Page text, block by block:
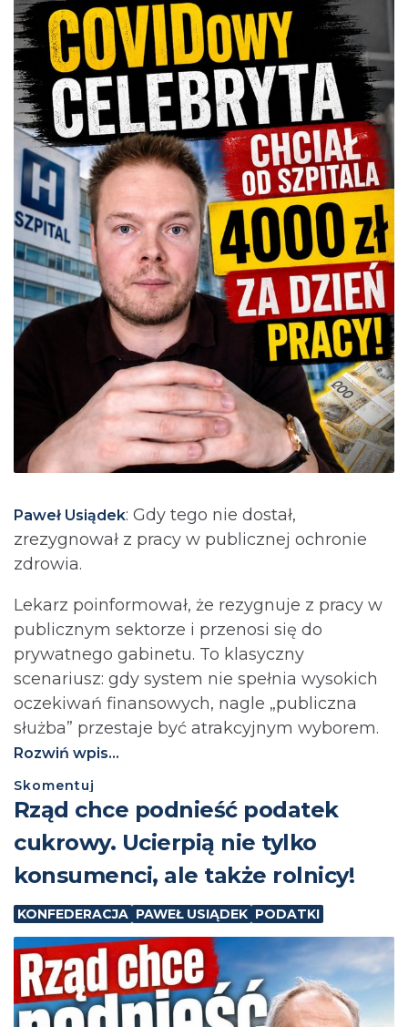
Paweł Usiądek: Gdy tego nie dostał,
zrezygnował z pracy w publicznej ochronie
zdrowia.
Lekarz poinformował, że rezygnuje z pracy w
publicznym sektorze i przenosi się do
prywatnego gabinetu. To klasyczny
scenariusz: gdy system nie spełnia wysokich
oczekiwań finansowych, nagle „publiczna
służba” przestaje być atrakcyjnym wyborem.
Rozwiń wpis...
Skomentuj
⁨Rząd chce podnieść podatek
cukrowy. Ucierpią nie tylko
konsumenci, ale także rolnicy!
KONFEDERACJA PAWEŁ USIĄDEK PODATKI